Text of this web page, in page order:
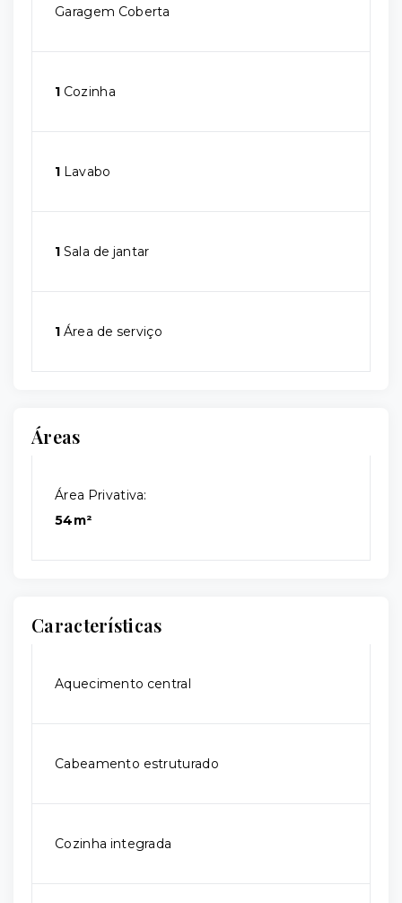
Garagem Coberta
1 Cozinha
1 Lavabo
1 Sala de jantar
1 Área de serviço
Áreas
Área Privativa:
54m²
Características
Aquecimento central
Cabeamento estruturado
Cozinha integrada